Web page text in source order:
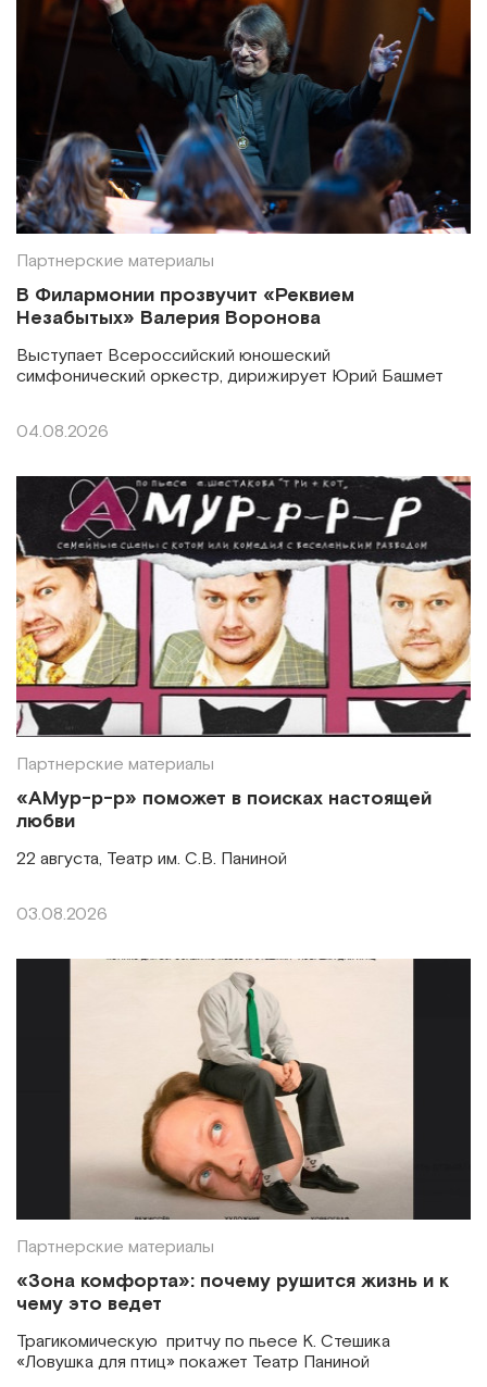
Партнерские материалы
В Филармонии прозвучит «Реквием
Незабытых» Валерия Воронова
Выступает Всероссийский юношеский
симфонический оркестр, дирижирует Юрий Башмет
04.08.2026
Партнерские материалы
«АМур-р-р» поможет в поисках настоящей
любви
22 августа, Театр им. С.В. Паниной
03.08.2026
Партнерские материалы
«Зона комфорта»: почему рушится жизнь и к
чему это ведет
Трагикомическую притчу по пьесе К. Стешика
«Ловушка для птиц» покажет Театр Паниной